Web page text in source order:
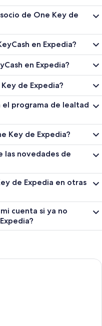
de One Key de
en Expedia?
en Expedia?
de Expedia?
el programa de lealtad
Key de Expedia?
las novedades de
de Expedia en otras
cuenta si ya no